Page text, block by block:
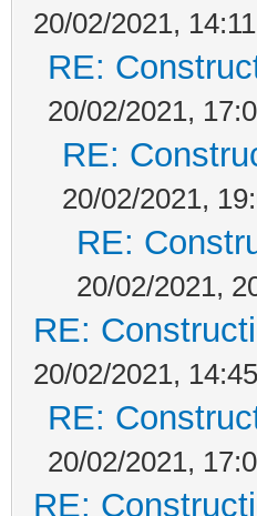
20/02/2021,
RE:
20/02/2021,
RE:
20/02/2021,
RE:
20/02/2021,
RE:
20/02/2021,
RE:
20/02/2021,
RE: